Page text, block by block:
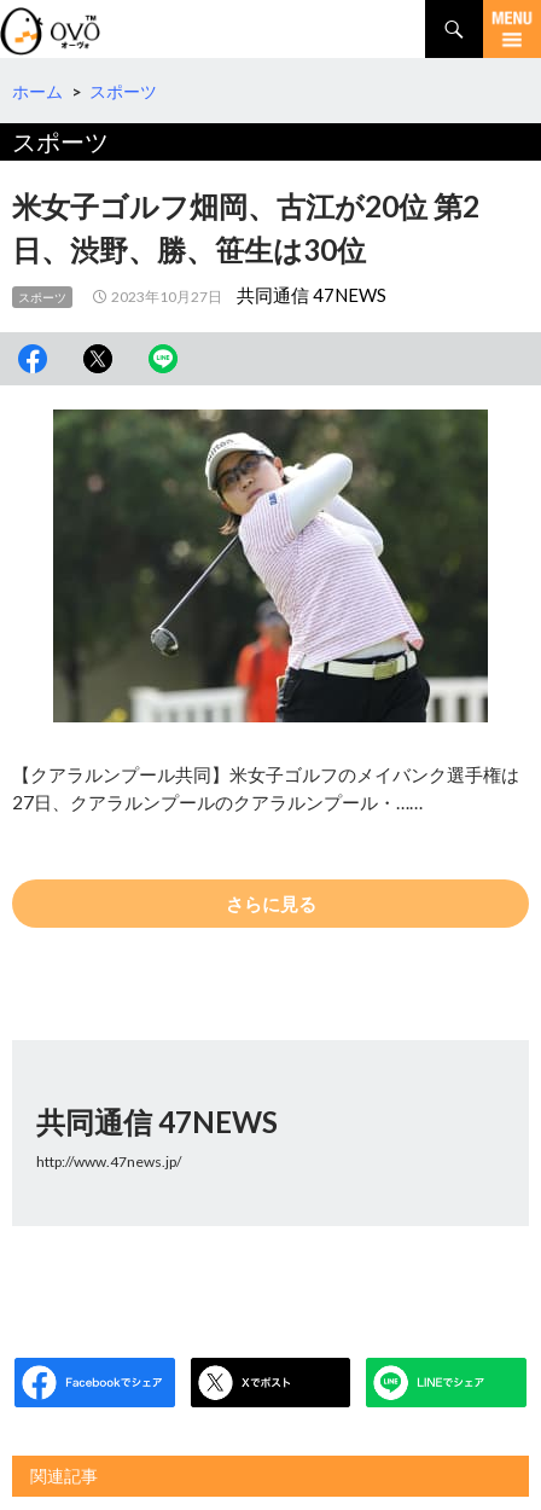
検
索
コ
テ
へ
移
動
ホーム > スポーツ
スポーツ
米女子ゴルフ畑岡、古江が20位 第2
日、渋野、勝、笹生は30位
スポーツ 2023年10月27日 共同通信 47NEWS
【クアラルンプール共同】米女子ゴルフのメイバンク選手権は
27日、クアラルンプールのクアラルンプール・……
さらに見る
共同通信 47NEWS
http://www.47news.jp/
関連記事